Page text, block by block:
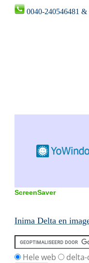
0040-240546481
ScreenSaver
Inima Delta en
Hele web